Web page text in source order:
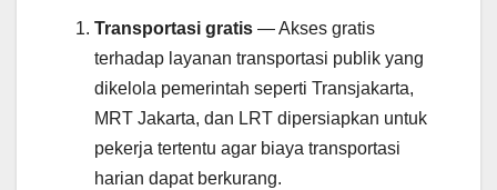
Transportasi gratis — Akses gratis
terhadap layanan transportasi publik yang
dikelola pemerintah seperti Transjakarta,
MRT Jakarta, dan LRT dipersiapkan untuk
pekerja tertentu agar biaya transportasi
harian dapat berkurang.